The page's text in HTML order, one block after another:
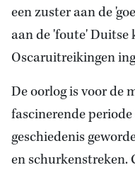
een zuster aan de
aan de 'foute' Duitse
Oscaruitreikingen
De oorlog is voor de
fascinerende
geschiedenis
en schurkenstreken.